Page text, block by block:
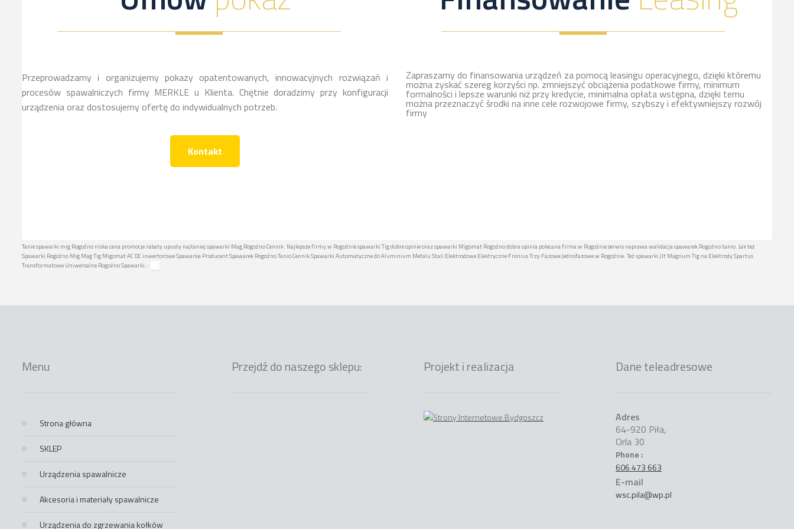
Przeprowadzamy i organizujemy pokazy opatentowanych, innowacyjnych rozwiązań i
procesów spawalniczych firmy MERKLE u Klienta. Chętnie doradzimy przy konfiguracji
urządzenia oraz dostosujemy ofertę do indywidualnych potrzeb.
Kontakt
Zapraszamy do finansowania urządzeń za pomocą leasingu operacyjnego, dzięki któremu
można zyskać szereg korzyści np. zmniejszyć obciążenia podatkowe firmy, minimum
formalności i lepsze warunki niż przy kredycie, minimalna opłata wstępna, dzięki temu
można przeznaczyć środki na inne cele rozwojowe firmy, szybszy i efektywniejszy rozwój
firmy
Tanie spawarki mig Rogoźno niska cena promocje rabaty upusty najtaniej spawarki Mag Rogoźno Cennik. Najlepsze firmy w Rogoźnie spawarki Tig dobre opinie oraz spawarki Migomat Rogoźno dobra opinia polecana firma w Rogoźnie serwis naprawa walidacja spawarek Rogoźno tanio. Jak też
Spawarki Rogoźno Mig Mag Tig Migomat AC DC inwertorowe Spawarka Producent Spawarek Rogoźno Tanio Cennik Spawarki Automatyczne do Aluminium Metalu Stali Elektrodowe Elektryczne Fronius Trzy Fazowe Jednofazowe w Rogoźnie. Też spawarki Jlt Magnum Tig na Elektrody Spartus
Transformatowe Uniwersalne Rogoźno Spawarki.:
Menu
Strona główna
SKLEP
Urządzenia spawalnicze
Akcesoria i materiały spawalnicze
Urządzenia do zgrzewania kołków
Przejdź do naszego sklepu: Projekt i realizacja Dane teleadresowe
Adres
64-920 Piła,
Orla 30
Phone :
606 473 663
E-mail
wsc.pila@wp.pl